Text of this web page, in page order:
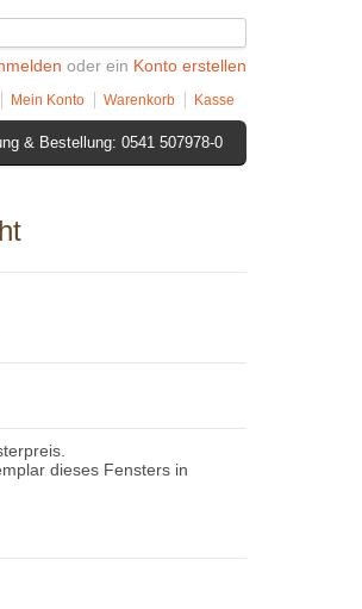
oder ein Konto erstellen
Mein Konto Warenkorb Kasse
& Bestellung: 0541 507978-0
dieses Fensters in